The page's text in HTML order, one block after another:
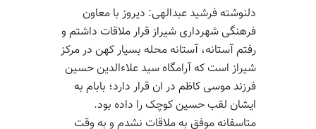
دلنوشته فرشید عبدالهی: دیروز با معاون
فرهنگی شهرداری شیراز قرار ملاقات داشتم و
رفتم آستانه، آستانه محله بسیار کهن در مرکز
شیراز است که آرامگاه سید علاءالدین حسین
فرزند موسی کاظم در ان قرار دارد؛ بابام به
ایشان لقب حسین کوچک را داده بود.
متاسفانه موفق به ملاقات نشدم و به وقت